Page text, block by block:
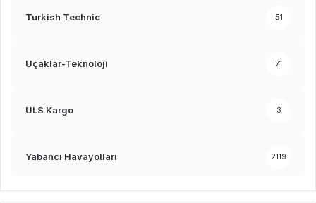
Turkish Technic 51
Uçaklar-Teknoloji 71
ULS Kargo 3
Yabancı Havayolları 2119